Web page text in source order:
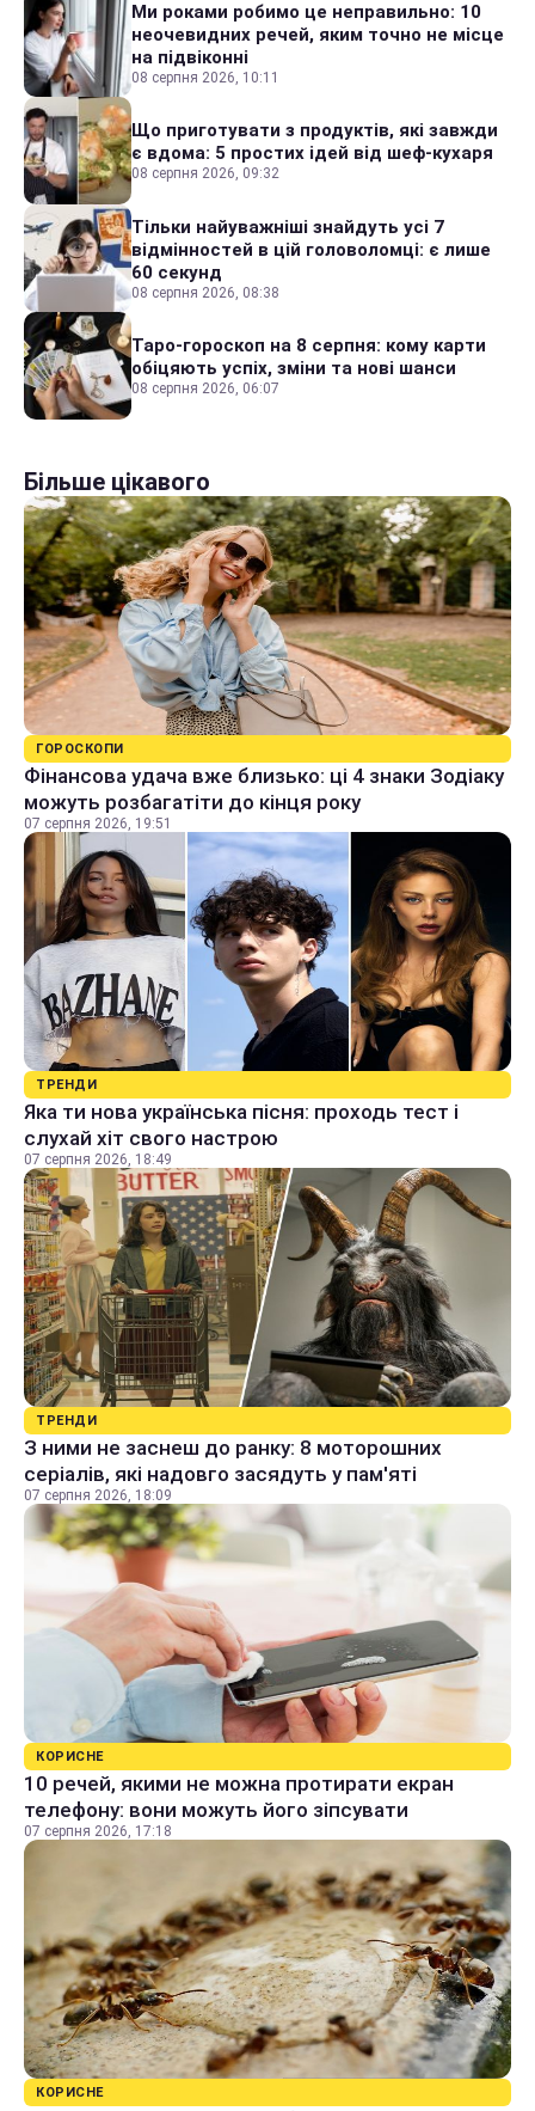
Ми роками робимо це неправильно: 10
неочевидних речей, яким точно не місце
на підвіконні
08 серпня 2026, 10:11
Що приготувати з продуктів, які завжди
є вдома: 5 простих ідей від шеф-кухаря
08 серпня 2026, 09:32
Тільки найуважніші знайдуть усі 7
відмінностей в цій головоломці: є лише
60 секунд
08 серпня 2026, 08:38
Таро-гороскоп на 8 серпня: кому карти
обіцяють успіх, зміни та нові шанси
08 серпня 2026, 06:07
Більше цікавого
ГОРОСКОПИ
Фінансова удача вже близько: ці 4 знаки Зодіаку
можуть розбагатіти до кінця року
07 серпня 2026, 19:51
ТРЕНДИ
Яка ти нова українська пісня: проходь тест і
слухай хіт свого настрою
07 серпня 2026, 18:49
ТРЕНДИ
З ними не заснеш до ранку: 8 моторошних
серіалів, які надовго засядуть у пам'яті
07 серпня 2026, 18:09
КОРИСНЕ
10 речей, якими не можна протирати екран
телефону: вони можуть його зіпсувати
07 серпня 2026, 17:18
КОРИСНЕ